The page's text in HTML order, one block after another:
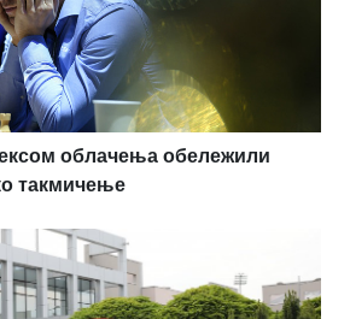
облачења обележили
такмичење